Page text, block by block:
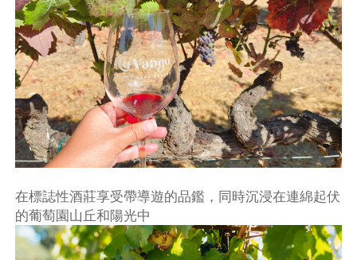
在標誌性酒莊享受帶導遊的品鑑，同時沉浸在連綿起伏
的葡萄園山丘和陽光中